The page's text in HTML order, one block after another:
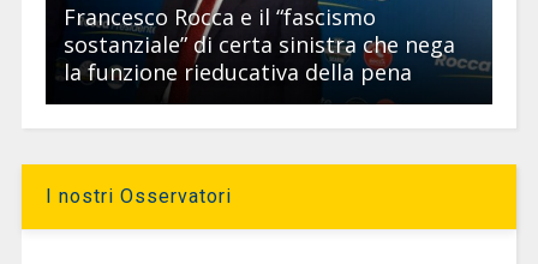
Francesco Rocca e il “fascismo
sostanziale” di certa sinistra che nega
la funzione rieducativa della pena
I nostri Osservatori